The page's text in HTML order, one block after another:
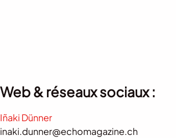
Web & réseaux sociaux :
Iñaki Dünner
inaki.dunner@echomagazine.ch